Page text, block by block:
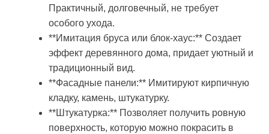
Практичный, долговечный, не требует
особого ухода.
**Имитация бруса или блок-хаус:** Создает
эффект деревянного дома, придает уютный и
традиционный вид.
**Фасадные панели:** Имитируют кирпичную
кладку, камень, штукатурку.
**Штукатурка:** Позволяет получить ровную
поверхность, которую можно покрасить в